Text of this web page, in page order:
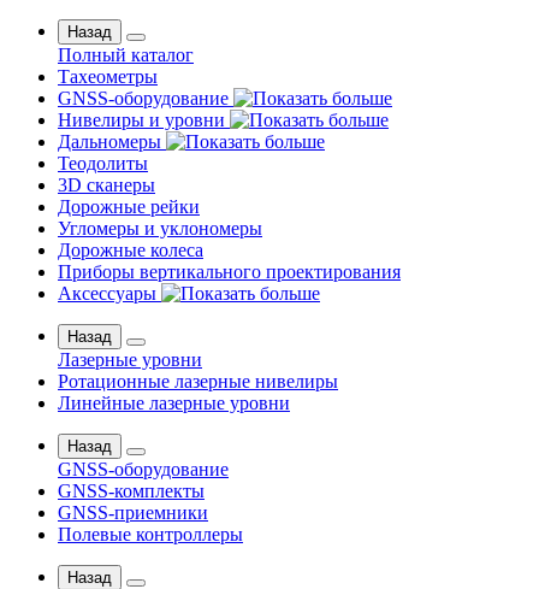
Назад
Полный каталог
Тахеометры
GNSS-оборудование
Нивелиры и уровни
Дальномеры
Теодолиты
3D сканеры
Дорожные рейки
Угломеры и уклономеры
Дорожные колеса
Приборы вертикального проектирования
Аксессуары
Назад
Лазерные уровни
Ротационные лазерные нивелиры
Линейные лазерные уровни
Назад
GNSS-оборудование
GNSS-комплекты
GNSS-приемники
Полевые контроллеры
Назад